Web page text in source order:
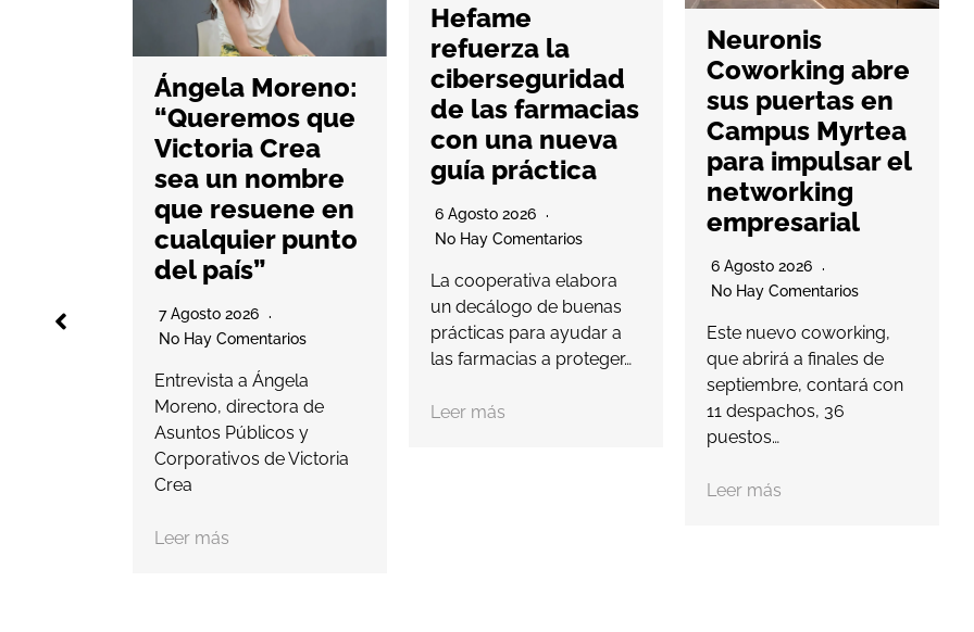
Ángela Moreno:
“Queremos que
Victoria Crea
sea un nombre
que resuene en
cualquier punto
del país”
7 Agosto 2026
No Hay Comentarios
Entrevista a Ángela
Moreno, directora de
Asuntos Públicos y
Corporativos de Victoria
Crea
Leer más
Hefame
refuerza la
ciberseguridad
de las farmacias
con una nueva
guía práctica
6 Agosto 2026
No Hay Comentarios
La cooperativa elabora
un decálogo de buenas
prácticas para ayudar a
las farmacias a proteger…
Leer más
Neuronis
Coworking abre
sus puertas en
Campus Myrtea
para impulsar el
networking
empresarial
6 Agosto 2026
No Hay Comentarios
Este nuevo coworking,
que abrirá a finales de
septiembre, contará con
11 despachos, 36
puestos…
Leer más